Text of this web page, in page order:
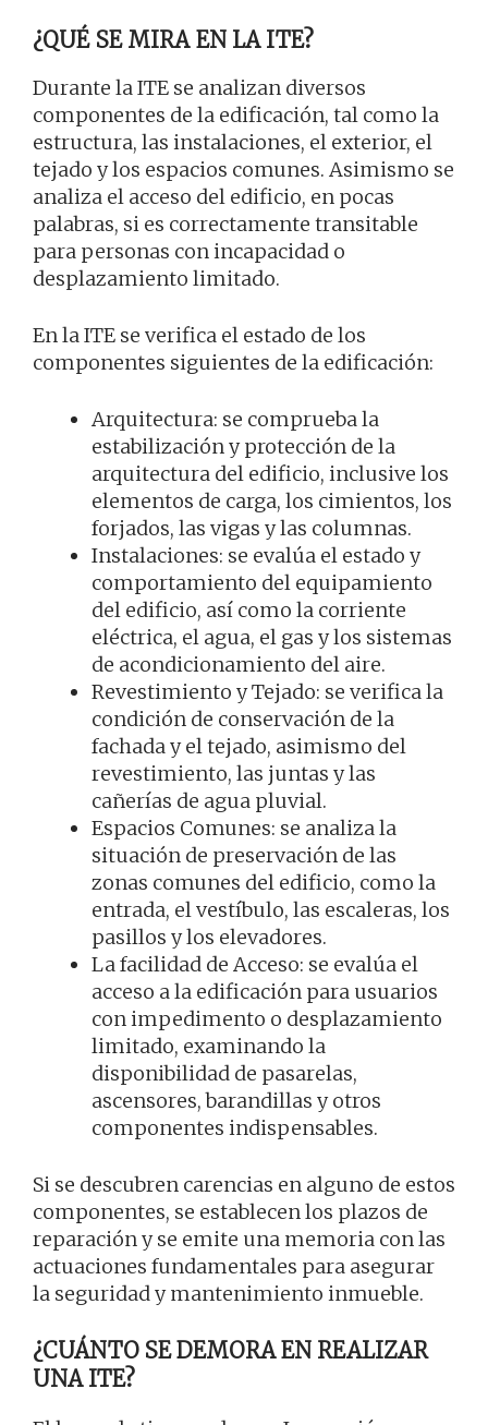
¿QUÉ SE MIRA EN LA ITE?
Durante la ITE se analizan diversos
componentes de la edificación, tal como la
estructura, las instalaciones, el exterior, el
tejado y los espacios comunes. Asimismo se
analiza el acceso del edificio, en pocas
palabras, si es correctamente transitable
para personas con incapacidad o
desplazamiento limitado.
En la ITE se verifica el estado de los
componentes siguientes de la edificación:
Arquitectura: se comprueba la
estabilización y protección de la
arquitectura del edificio, inclusive los
elementos de carga, los cimientos, los
forjados, las vigas y las columnas.
Instalaciones: se evalúa el estado y
comportamiento del equipamiento
del edificio, así como la corriente
eléctrica, el agua, el gas y los sistemas
de acondicionamiento del aire.
Revestimiento y Tejado: se verifica la
condición de conservación de la
fachada y el tejado, asimismo del
revestimiento, las juntas y las
cañerías de agua pluvial.
Espacios Comunes: se analiza la
situación de preservación de las
zonas comunes del edificio, como la
entrada, el vestíbulo, las escaleras, los
pasillos y los elevadores.
La facilidad de Acceso: se evalúa el
acceso a la edificación para usuarios
con impedimento o desplazamiento
limitado, examinando la
disponibilidad de pasarelas,
ascensores, barandillas y otros
componentes indispensables.
Si se descubren carencias en alguno de estos
componentes, se establecen los plazos de
reparación y se emite una memoria con las
actuaciones fundamentales para asegurar
la seguridad y mantenimiento inmueble.
¿CUÁNTO SE DEMORA EN REALIZAR
UNA ITE?